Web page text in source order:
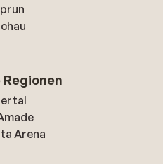
Arena